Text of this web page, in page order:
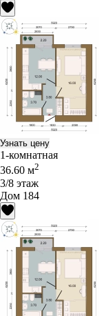
Узнать цену
1-комнатная
36.60 м2
3/8 этаж
Дом 184